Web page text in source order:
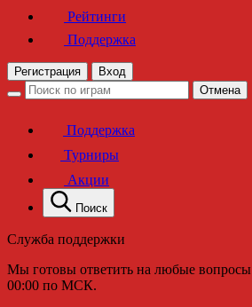
Рейтинги
Поддержка
Регистрация
Вход
Отмена
Поддержка
Турниры
Акции
Поиск
Служба поддержки
Мы готовы ответить на любые
00:00 по МСК.